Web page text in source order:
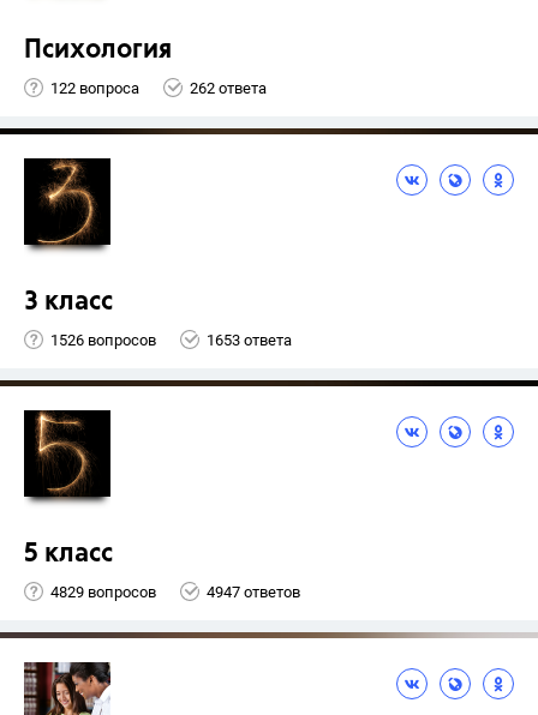
Психология
122 вопроса 262 ответа
3 класс
1526 вопросов 1653 ответа
5 класс
4829 вопросов 4947 ответов